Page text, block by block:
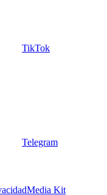
TikTok
Telegram
Media Kit